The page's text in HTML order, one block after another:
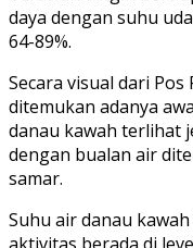
daya dengan suhu
64-89%.
Secara visual dari
ditemukan adanya
danau kawah terlihat
dengan bualan air
samar.
Suhu air danau